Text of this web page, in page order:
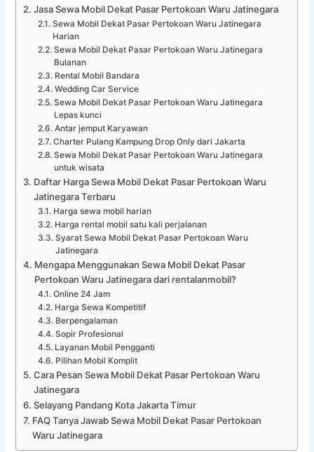
Jasa Sewa Mobil Dekat Pasar Pertokoan Waru Jatinegara
Sewa Mobil Dekat Pasar Pertokoan Waru Jatinegara
Harian
Sewa Mobil Dekat Pasar Pertokoan Waru Jatinegara
Bulanan
Rental Mobil Bandara
Wedding Car Service
Sewa Mobil Dekat Pasar Pertokoan Waru Jatinegara
Lepas kunci
Antar jemput Karyawan
Charter Pulang Kampung Drop Only dari Jakarta
Sewa Mobil Dekat Pasar Pertokoan Waru Jatinegara
untuk wisata
Daftar Harga Sewa Mobil Dekat Pasar Pertokoan Waru
Jatinegara Terbaru
Harga sewa mobil harian
Harga rental mobil satu kali perjalanan
Syarat Sewa Mobil Dekat Pasar Pertokoan Waru
Jatinegara
Mengapa Menggunakan Sewa Mobil Dekat Pasar
Pertokoan Waru Jatinegara dari rentalanmobil?
Online 24 Jam
Harga Sewa Kompetitif
Berpengalaman
Sopir Profesional
Layanan Mobil Pengganti
Pilihan Mobil Komplit
Cara Pesan Sewa Mobil Dekat Pasar Pertokoan Waru
Jatinegara
Selayang Pandang Kota Jakarta Timur
FAQ Tanya Jawab Sewa Mobil Dekat Pasar Pertokoan
Waru Jatinegara